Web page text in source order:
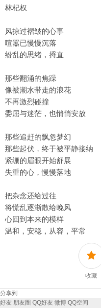
林杞权
风掠过褶皱的心事
喧嚣已慢慢沉落
纷乱的思绪，捋直
那些翻涌的焦躁
像被潮水带走的浪花
不再激烈碰撞
委屈与迷茫，也悄悄安放
那些追赶的飘忽梦幻
那些起伏，终于被平静接纳
紧绷的眉眼开始舒展
失重的心，慢慢落地
把杂念还给过往
将慌乱逐渐散给晚风
心回到本来的模样
温和，安稳，从容，平常
收藏
分享到
好友 朋友圈 QQ好友 微博 QQ空间